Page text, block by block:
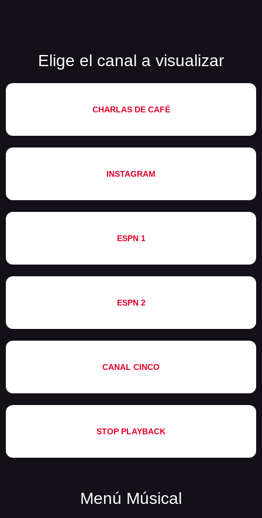
Elige el canal a visualizar
CHARLAS DE CAFÉ
INSTAGRAM
ESPN 1
ESPN 2
CANAL CINCO
STOP PLAYBACK
Menú Músical